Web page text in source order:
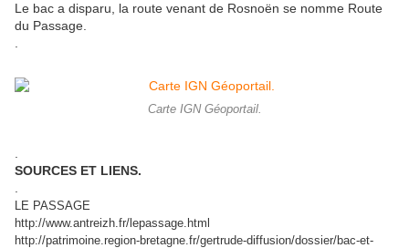
Le bac a disparu, la route venant de Rosnoën se nomme Route
du Passage.
.
Carte IGN Géoportail.
.
SOURCES ET LIENS.
.
LE PASSAGE
http://www.antreizh.fr/lepassage.html
http://patrimoine.region-bretagne.fr/gertrude-diffusion/dossier/bac-et-